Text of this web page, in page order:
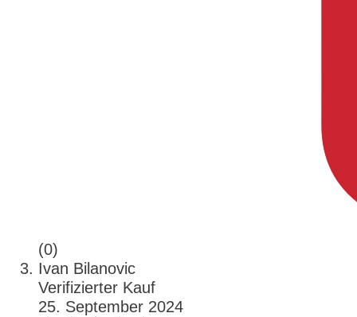
(0)
Ivan Bilanovic
Verifizierter Kauf
25. September 2024